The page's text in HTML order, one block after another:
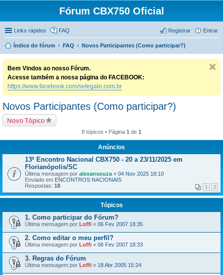
Fórum CBX750 Oficial
Links rápidos FAQ Entrar
Registrar
Índice do fórum FAQ Novos Participantes (Como participar?)
Bem Vindos ao nosso Fórum.
Acesse também a nossa página do FACEBOOK:
https://www.facebook.com/setegalo.com.br
Novos Participantes (Como participar?)
Novo Tópico
8 tópicos • Página 1 de 1
Anúncios
13º Encontro Nacional CBX750 - 20 a 23/11/2025 em
Florianópolis/SC
Última mensagem por alexansouza « 04 Nov 2025 18:10
Enviado em ENCONTROS NACIONAIS
Respostas: 18 1 2
Tópicos
1. Como participar do Fórum?
Última mensagem por Loffi « 06 Fev 2007 18:35
2. Como editar o meu perfil?
Última mensagem por Loffi « 06 Fev 2007 18:33
3. Regras do Fórum
Última mensagem por Loffi « 18 Abr 2005 15:24